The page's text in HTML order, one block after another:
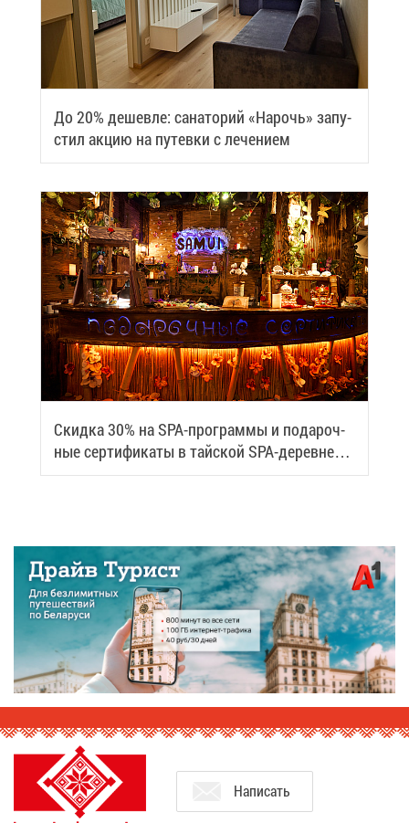
До 20% де­шев­ле: са­на­то­рий «На­рочь» за­пу­
стил ак­цию на пу­тев­ки с ле­че­ни­ем
Скид­ка 30% на SPA-про­грам­мы и по­да­роч­
ные сер­ти­фи­ка­ты в тай­ской SPA-де­ревне
Samui
На­пи­сать